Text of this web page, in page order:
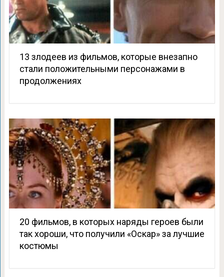
13 злодеев из фильмов, которые внезапно
стали положительными персонажами в
продолжениях
20 фильмов, в которых наряды героев были
так хороши, что получили «Оскар» за лучшие
костюмы